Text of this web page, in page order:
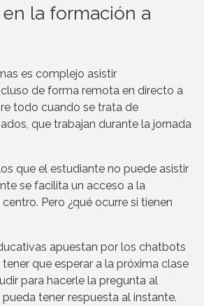
la formación a
es complejo asistir
de forma remota en directo a
todo cuando se trata de
que trabajan durante la jornada
que el estudiante no puede asistir
se facilita un acceso a la
Pero ¿qué ocurre si tienen
apuestan por los chatbots
que esperar a la próxima clase
para hacerle la pregunta al
tener respuesta al instante.